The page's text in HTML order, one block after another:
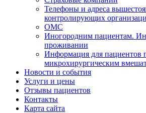
Телефоны и адреса
контролирующих
ОМС
Иногородним пациентам.
проживании
Информация для пациентов
микрохирургическим
Новости и события
Услуги и цены
Отзывы пациентов
Контакты
Карта сайта